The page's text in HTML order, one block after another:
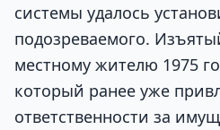
системы удалось
подозреваемого.
местному жителю 1975
который ранее уже
ответственности за